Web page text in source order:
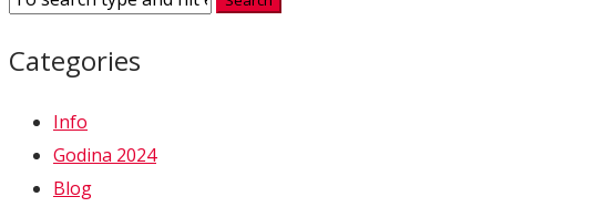
Categories
Info
Godina 2024
Blog